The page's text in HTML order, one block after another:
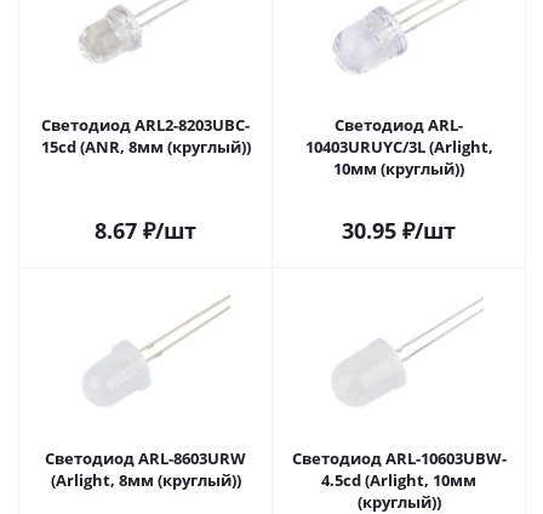
Светодиод ARL2-8203UBC-
15cd (ANR, 8мм (круглый))
8.67 ₽/шт
Светодиод ARL-
10403URUYC/3L (Arlight,
10мм (круглый))
30.95 ₽/шт
Светодиод ARL-8603URW
(Arlight, 8мм (круглый))
Светодиод ARL-10603UBW-
4.5cd (Arlight, 10мм
(круглый))